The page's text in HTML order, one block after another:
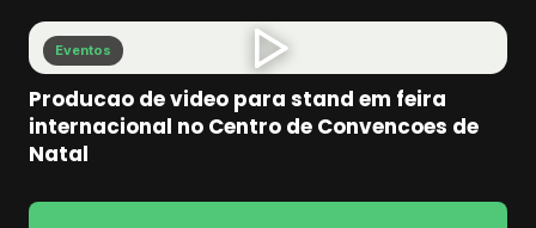
Eventos
Producao de video para stand em feira
internacional no Centro de Convencoes de
Natal